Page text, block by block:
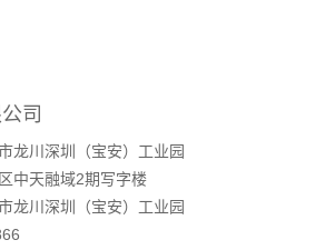
司
龙川深圳（宝安）工业园
中天融域2期写字楼
龙川深圳（宝安）工业园